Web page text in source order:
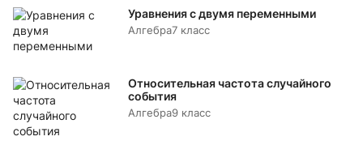
Уравнения с двумя переменными
Алгебра7 класс
Относительная частота случайного
события
Алгебра9 класс